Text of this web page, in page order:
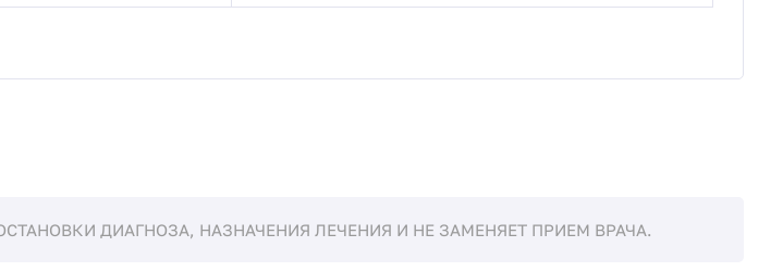
ДИАГНОЗА, НАЗНАЧЕНИЯ ЛЕЧЕНИЯ И НЕ ЗАМЕНЯЕТ ПРИЕМ ВРАЧА.